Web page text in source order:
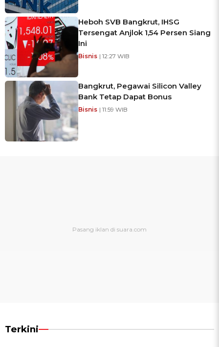
Heboh SVB Bangkrut, IHSG
Tersengat Anjlok 1,54 Persen Siang
Ini
Bisnis | 12:27 WIB
Bangkrut, Pegawai Silicon Valley
Bank Tetap Dapat Bonus
Bisnis | 11:59 WIB
Terkini